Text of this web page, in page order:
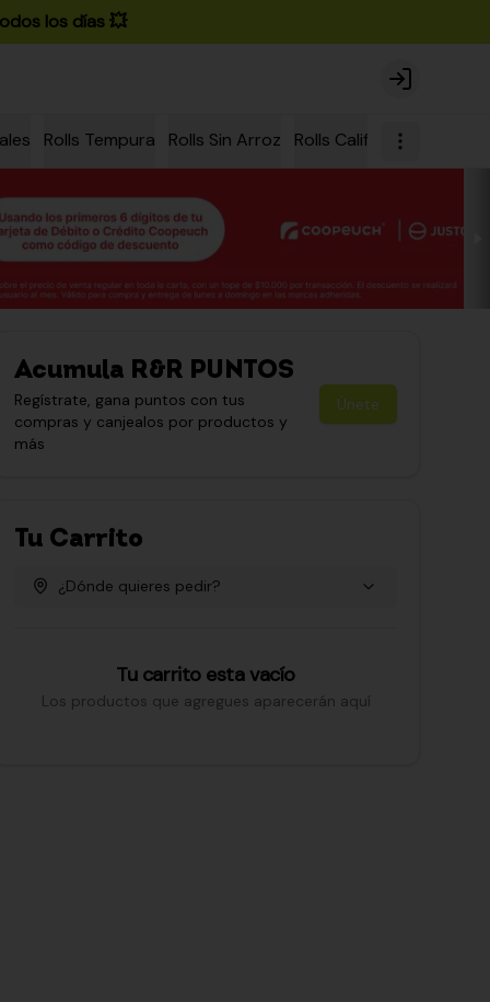
los días 💥
Login
Rolls Tempura Rolls Sin Arroz Rolls California
Acumula R&R PUNTOS
Regístrate, gana puntos con tus
compras y canjealos por productos y
más
Únete
Tu Carrito
¿Dónde quieres pedir?
Tu carrito esta vacío
Los productos que agregues aparecerán aquí